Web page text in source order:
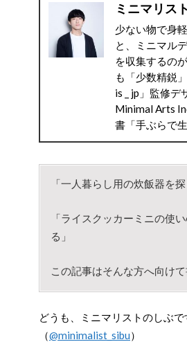
ミニマリス
少ない物で身
と、ミニマル
を収集するの
も「少数精鋭
is _ jp」監修デ
Minimal Arts
書「手ぶらで生
「一人暮らし用の炊飯器を探
「ライスクッカーミニの使
る」
この記事はそんな方へ向けて
どうも、ミニマリストのしぶで
（@minimalist_sibu）